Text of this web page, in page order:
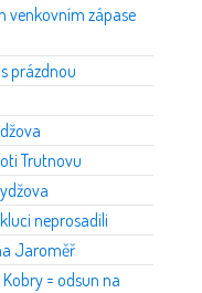
venkovním zápase
prázdnou
Trutnovu
neprosadili
Jaroměř
= odsun na